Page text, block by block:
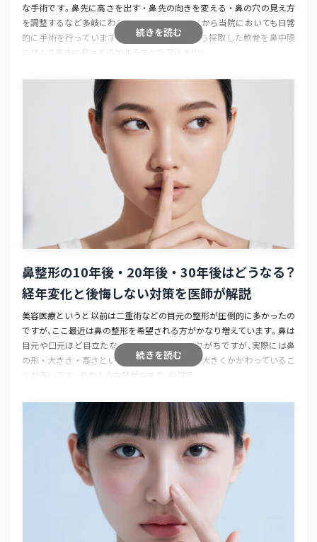
な手術です。鼻先に高さを出す・鼻先の向きを変える・鼻の穴の見え方
を調整するなど多岐にわたる変化を出せることから当院においても日常
的に手術を行っています。実際の施術では耳から採取した軟骨を鼻中隔
に挟んで鼻先に長さを追加することで変化を出し
続きを読む
鼻整形の10年後・20年後・30年後はどうなる？
経年変化と後悔しない対策を医師が解説
美容医療というと以前は二重術などの目元の整形が圧倒的に多かったの
ですが、ここ最近は鼻の整形を希望される方がかなり増えています。鼻は
目元や口元ほど目立たない存在のようにとられがちですが、実際には鼻
の形・大きさ・高さというのは顔全体の印象に大きくかかわっているこ
とが多いです。そのような背景もあり、当院で
続きを読む